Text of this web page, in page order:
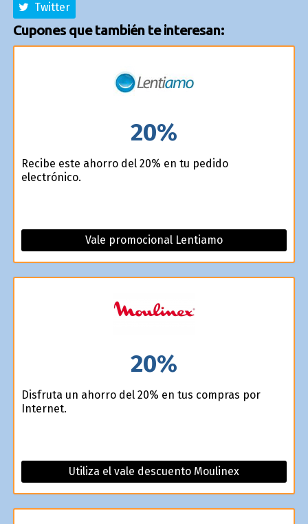
Twitter
Cupones que también te interesan:
20%
Recibe este ahorro del 20% en tu pedido
electrónico.
Vale promocional Lentiamo
20%
Disfruta un ahorro del 20% en tus compras por
Internet.
Utiliza el vale descuento Moulinex